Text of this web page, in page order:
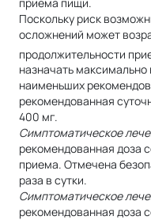
Поскольку риск
осложнений может
продолжительности
назначать
наименьших
рекомендованная
400 мг.
Симптоматическое
рекомендованная доза
приема. Отмечена
раза в сутки.
Симптоматическое
рекомендованная доза